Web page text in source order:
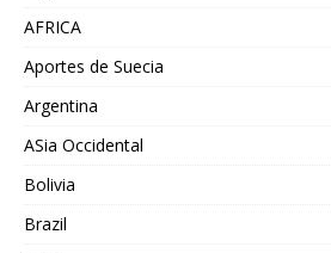
AFRICA
Aportes de Suecia
Argentina
ASia Occidental
Bolivia
Brazil